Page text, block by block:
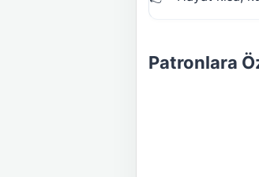
Patronlara